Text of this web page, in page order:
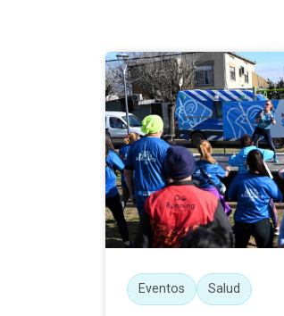
Eventos Salud